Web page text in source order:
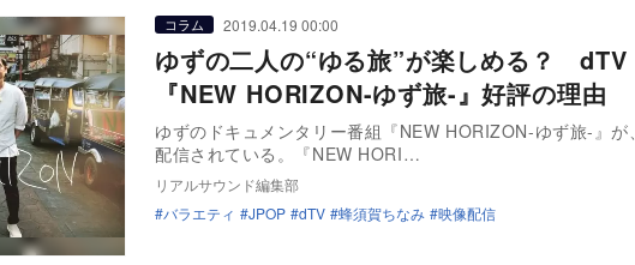
コラム 2019.04.19 00:00
ゆずの二人の“ゆる旅”が楽しめる？ dTV
『NEW HORIZON-ゆず旅-』好評の理由
ゆずのドキュメンタリー番組『NEW HORIZON-ゆず旅-』
配信されている。『NEW HORI…
リアルサウンド編集部
バラエティ
JPOP dTV 蜂須賀ちなみ 映像配信